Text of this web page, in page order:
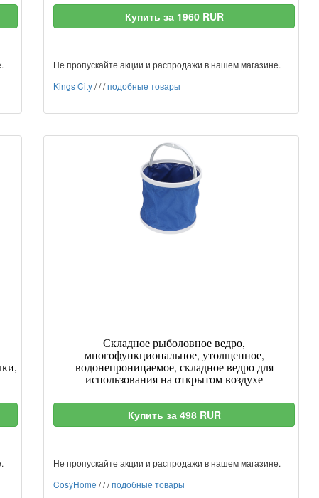
Купить за 1960 RUR
Не пропускайте акции и распродажи в нашем магазине.
Kings City///подобные товары
Складное рыболовное ведро,
многофункциональное, утолщенное,
водонепроницаемое, складное ведро для
использования на открытом воздухе
Купить за 498 RUR
Не пропускайте акции и распродажи в нашем магазине.
CosyHome ///подобные товары